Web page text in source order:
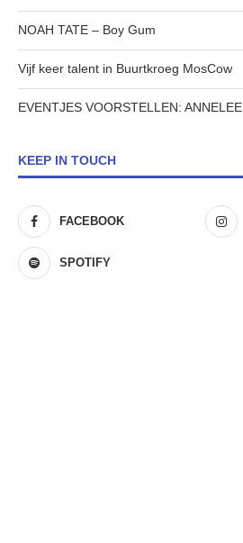
NOAH TATE – Boy Gum
Vijf keer talent in Buurtkroeg MosCow
EVENTJES VOORSTELLEN: ANNELEE
KEEP IN TOUCH
FACEBOOK
SPOTIFY